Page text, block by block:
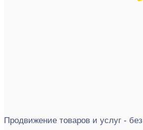
Продвижение товаров и услуг -